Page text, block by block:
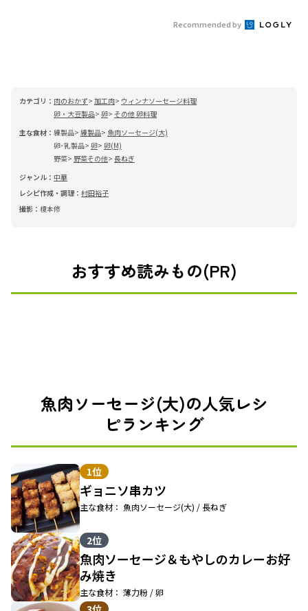
Recommended by
カテゴリ： 肉のおかず 加工肉
ウィンナソーセージ料理
卵・大豆製品 卵 その他 卵料理
主な食材： 練製品 練製品
魚肉ソーセージ(大)
卵･乳製品 卵 卵(M)
野菜
野菜その他
長ねぎ
ジャンル： 中華
レシピ作成・調理： 村田裕子
撮影： 榎本修
おすすめ読みもの(PR)
魚肉ソーセージ(大)の人気レシ
ピランキング
1位
ギョニソ串カツ
主な食材： 魚肉ソーセージ(大) / 長ねぎ
2位
魚肉ソーセージ＆もやしのカレーお好
み焼き
主な食材： 薄力粉 / 卵